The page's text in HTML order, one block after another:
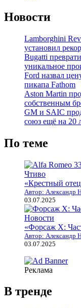
Новости
Lamborghini
установил
Bugatti
уникальное
Ford назвал
пикапа Fathom
Aston Martin
собственным
GM и SAIC
союз ещё на 20
По теме
Чтиво
«Крестный
Автор: Александр
03.07.2025
Новости
«Форсаж X:
Автор: Александр
03.07.2025
Реклама
В тренде